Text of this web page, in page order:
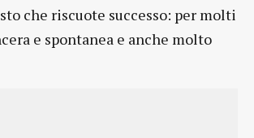
che riscuote successo: per molti
e spontanea e anche molto